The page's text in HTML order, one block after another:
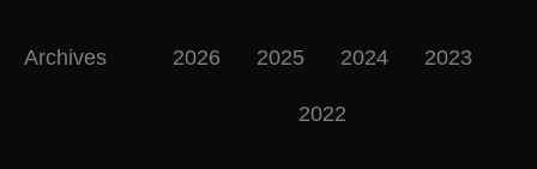
Archives 2026 2025 2024 2023
2022